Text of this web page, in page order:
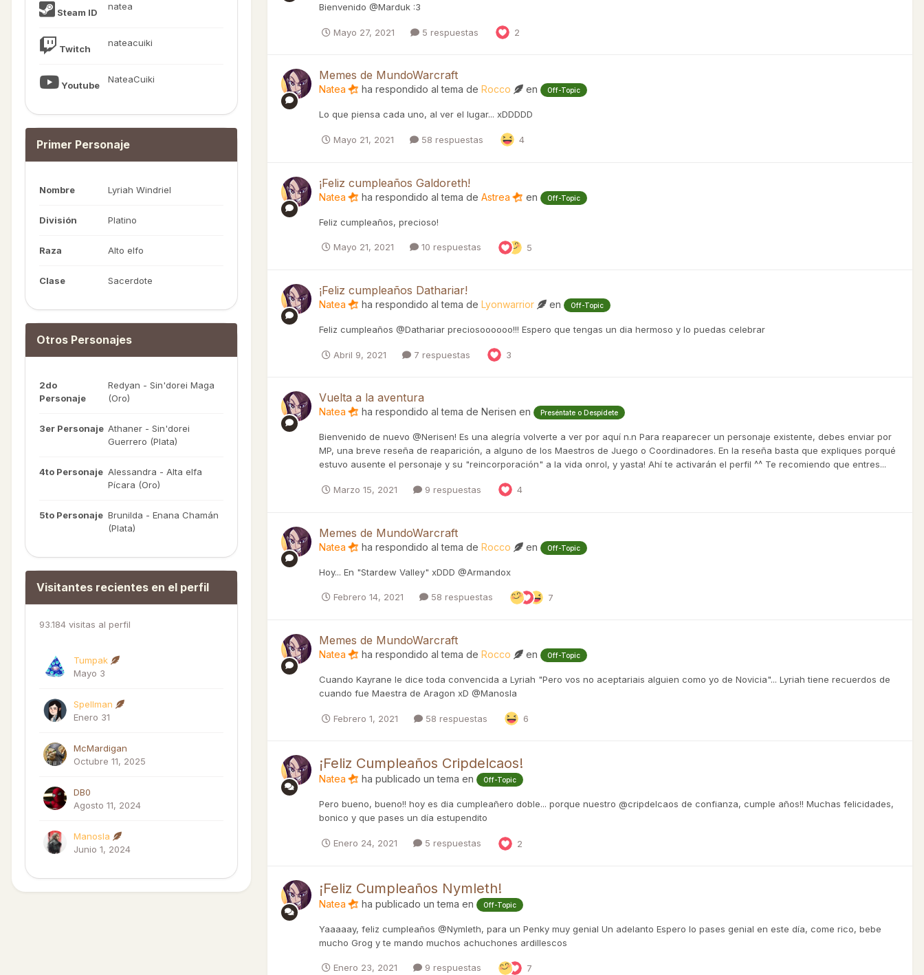
Steam ID
natea
Twitch
nateacuiki
Youtube
NateaCuiki
Primer Personaje
Nombre Lyriah Windriel
División Platino
Raza Alto elfo
Clase Sacerdote
Otros Personajes
2do
Personaje
Redyan - Sin'dorei Maga
(Oro)
3er Personaje Athaner - Sin'dorei
Guerrero (Plata)
4to Personaje Alessandra - Alta elfa
Pícara (Oro)
5to Personaje Brunilda - Enana Chamán
(Plata)
Visitantes recientes en el perfil
93.184 visitas al perfil
Tumpak
Mayo 3
Spellman
Enero 31
McMardigan
Octubre 11, 2025
DB0
Agosto 11, 2024
Manosla
Junio 1, 2024
Bienvenido @Marduk :3
Mayo 27, 2021 5 respuestas 2
Memes de MundoWarcraft
Natea ha respondido al tema de Rocco en Off-Topic
Lo que piensa cada uno, al ver el lugar... xDDDDD
Mayo 21, 2021 58 respuestas 4
¡Feliz cumpleaños Galdoreth!
Natea ha respondido al tema de Astrea en Off-Topic
Feliz cumpleaños, precioso!
Mayo 21, 2021 10 respuestas 5
¡Feliz cumpleaños Dathariar!
Natea ha respondido al tema de Lyonwarrior en Off-Topic
Feliz cumpleaños @Dathariar preciosoooooo!!! Espero que tengas un dia hermoso y lo puedas celebrar
Abril 9, 2021 7 respuestas 3
Vuelta a la aventura
Natea ha respondido al tema de Nerisen en Preséntate o Despídete
Bienvenido de nuevo @Nerisen! Es una alegría volverte a ver por aquí n.n Para reaparecer un personaje existente, debes enviar por
MP, una breve reseña de reaparición, a alguno de los Maestros de Juego o Coordinadores. En la reseña basta que expliques porqué
estuvo ausente el personaje y su "reincorporación" a la vida onrol, y yasta! Ahí te activarán el perfil ^^ Te recomiendo que entres...
Marzo 15, 2021 9 respuestas 4
Memes de MundoWarcraft
Natea ha respondido al tema de Rocco en Off-Topic
Hoy... En "Stardew Valley" xDDD @Armandox
Febrero 14, 2021 58 respuestas 7
Memes de MundoWarcraft
Natea ha respondido al tema de Rocco en Off-Topic
Cuando Kayrane le dice toda convencida a Lyriah "Pero vos no aceptariais alguien como yo de Novicia"... Lyriah tiene recuerdos de
cuando fue Maestra de Aragon xD @Manosla
Febrero 1, 2021 58 respuestas 6
¡Feliz Cumpleaños Cripdelcaos!
Natea ha publicado un tema en Off-Topic
Pero bueno, bueno!! hoy es dia cumpleañero doble... porque nuestro @cripdelcaos de confianza, cumple años!! Muchas felicidades,
bonico y que pases un día estupendito
Enero 24, 2021 5 respuestas 2
¡Feliz Cumpleaños Nymleth!
Natea ha publicado un tema en Off-Topic
Yaaaaay, feliz cumpleaños @Nymleth, para un Penky muy genial Un adelanto Espero lo pases genial en este día, come rico, bebe
mucho Grog y te mando muchos achuchones ardillescos
Enero 23, 2021 9 respuestas 7